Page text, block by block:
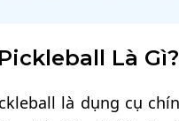
Là
là dụng cụ